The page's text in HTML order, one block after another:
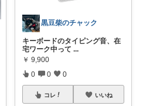
黒豆柴のチャック
キーボードのタイピング音、在
宅ワーク中って ...
￥ 9,900
0 0 0
コレ いいね